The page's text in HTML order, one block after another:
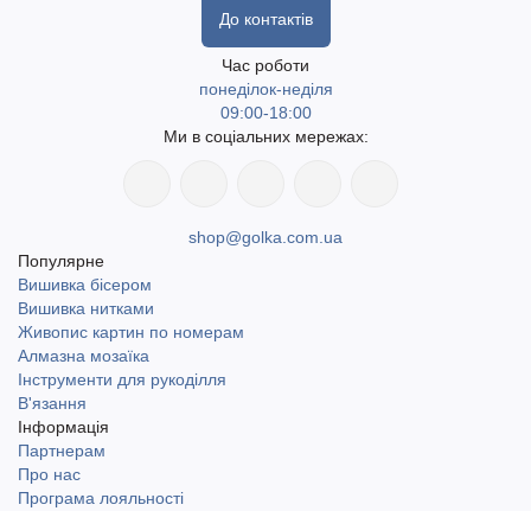
До контактів
Час роботи
понеділок-неділя
09:00-18:00
Ми в соціальних мережах:
shop@golka.com.ua
Популярне
Вишивка бісером
Вишивка нитками
Живопис картин по номерам
Алмазна мозаїка
Інструменти для рукоділля
В'язання
Інформація
Партнерам
Про нас
Програма лояльності